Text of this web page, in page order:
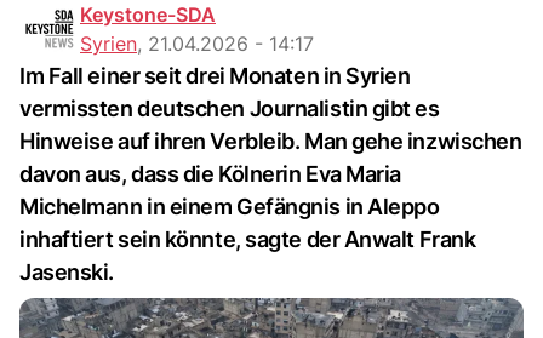
Keystone-SDA
Syrien, 21.04.2026 - 14:17
Im Fall einer seit drei Monaten in Syrien
vermissten deutschen Journalistin gibt es
Hinweise auf ihren Verbleib. Man gehe inzwischen
davon aus, dass die Kölnerin Eva Maria
Michelmann in einem Gefängnis in Aleppo
inhaftiert sein könnte, sagte der Anwalt Frank
Jasenski.